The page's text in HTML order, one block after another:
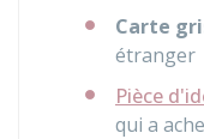
Carte
étranger
Pièce
qui a